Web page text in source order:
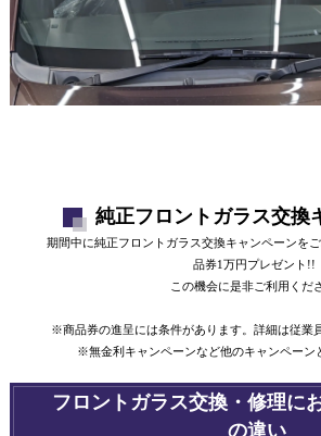
純正フロントガラス交換
期間中に純正フロントガラス交換キャンペーンを
品券1万円プレゼント
この機会に是非ご利用くだ
※商品券の進呈には条件があります。詳細は従
※無金利キャンペーンなど他のキャンペーン
フロントガラス交換・修理に
の違い